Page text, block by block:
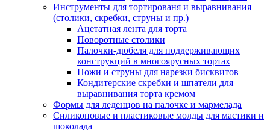
Инструменты для тортированя и выравнивания
(столики, скребки, струны и пр.)
Ацетатная лента для торта
Поворотные столики
Палочки-дюбеля для поддерживающих
конструкций в многоярусных тортах
Ножи и струны для нарезки бисквитов
Кондитерские скребки и шпатели для
выравнивания торта кремом
Формы для леденцов на палочке и мармелада
Силиконовые и пластиковые молды для мастики и
шоколада